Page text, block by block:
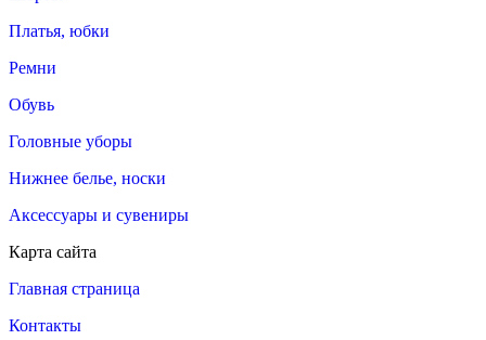
Платья, юбки
Ремни
Обувь
Головные уборы
Нижнее белье, носки
Аксессуары и сувениры
Карта сайта
Главная страница
Контакты